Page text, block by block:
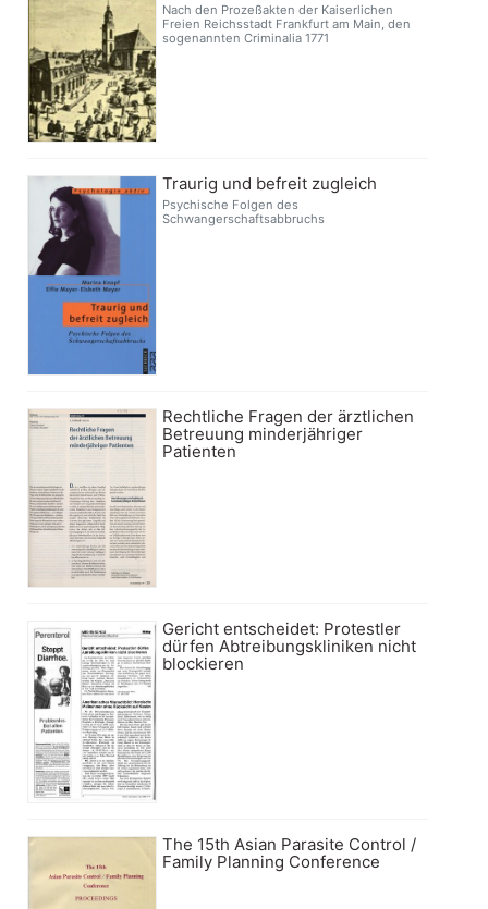
Nach den Prozeßakten der Kaiserlichen
Freien Reichsstadt Frankfurt am Main, den
sogenannten Criminalia 1771
Traurig und befreit zugleich
Psychische Folgen des
Schwangerschaftsabbruchs
Rechtliche Fragen der ärztlichen
Betreuung minderjähriger
Patienten
Gericht entscheidet: Protestler
dürfen Abtreibungskliniken nicht
blockieren
The 15th Asian Parasite Control /
Family Planning Conference